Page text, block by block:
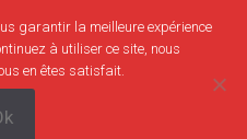
0
0,00€
garantir la meilleure expérience
à utiliser ce site, nous
en êtes satisfait.